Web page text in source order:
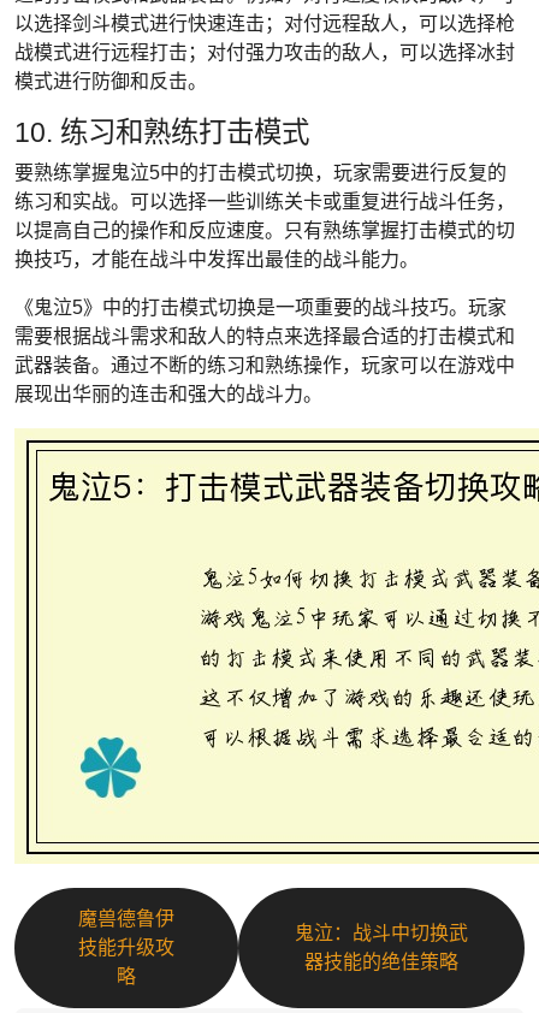
以选择剑斗模式进行快速连击；对付远程敌人，可以选择枪
战模式进行远程打击；对付强力攻击的敌人，可以选择冰封
模式进行防御和反击。
10. 练习和熟练打击模式
要熟练掌握鬼泣5中的打击模式切换，玩家需要进行反复的
练习和实战。可以选择一些训练关卡或重复进行战斗任务，
以提高自己的操作和反应速度。只有熟练掌握打击模式的切
换技巧，才能在战斗中发挥出最佳的战斗能力。
《鬼泣5》中的打击模式切换是一项重要的战斗技巧。玩家
需要根据战斗需求和敌人的特点来选择最合适的打击模式和
武器装备。通过不断的练习和熟练操作，玩家可以在游戏中
展现出华丽的连击和强大的战斗力。
魔兽德鲁伊
技能升级攻
略
鬼泣：战斗中切换武
器技能的绝佳策略